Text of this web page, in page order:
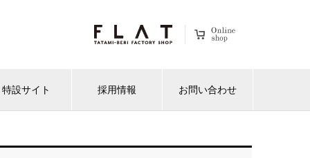
特設サイト 採用情報 お問い合わせ